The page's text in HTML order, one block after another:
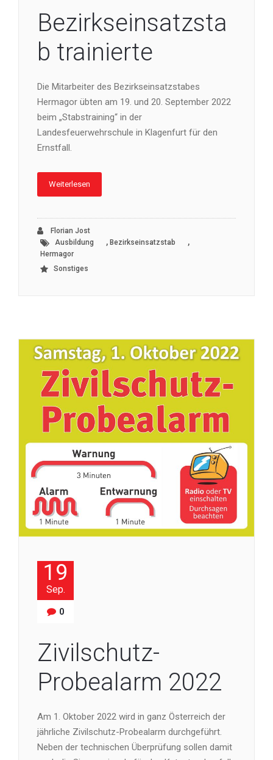
Bezirkseinsatzsta
b trainierte
Die Mitarbeiter des Bezirkseinsatzstabes
Hermagor übten am 19. und 20. September 2022
beim „Stabstraining“ in der
Landesfeuerwehrschule in Klagenfurt für den
Ernstfall.
Weiterlesen
Florian Jost
Ausbildung
, Bezirkseinsatzstab ,
Hermagor
Sonstiges
19
Sep.
0
Zivilschutz-
Probealarm 2022
Am 1. Oktober 2022 wird in ganz Österreich der
jährliche Zivilschutz-Probealarm durchgeführt.
Neben der technischen Überprüfung sollen damit